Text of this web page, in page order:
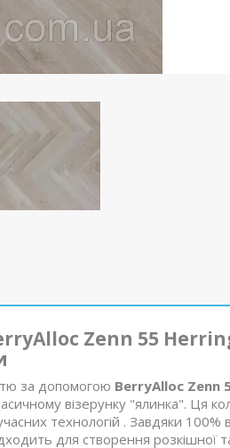
Zenn 55
за допомогою BerryAlloc Zenn
візерунку "ялинка". Ця
технологій . Завдяки
для створення